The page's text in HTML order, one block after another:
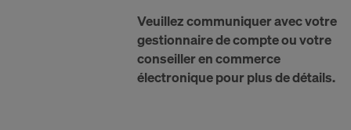
Veuillez communiquer avec votre
gestionnaire de compte ou votre
conseiller en commerce
électronique pour plus de détails.